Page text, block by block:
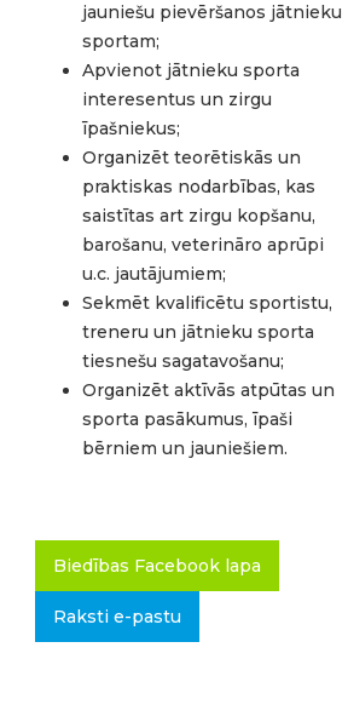
jauniešu pievēršanos jātnieku
sportam;
Apvienot jātnieku sporta
interesentus un zirgu
īpašniekus;
Organizēt teorētiskās un
praktiskas nodarbības, kas
saistītas art zirgu kopšanu,
barošanu, veterināro aprūpi
u.c. jautājumiem;
Sekmēt kvalificētu sportistu,
treneru un jātnieku sporta
tiesnešu sagatavošanu;
Organizēt aktīvās atpūtas un
sporta pasākumus, īpaši
bērniem un jauniešiem.
Biedības Facebook lapa
Raksti e-pastu